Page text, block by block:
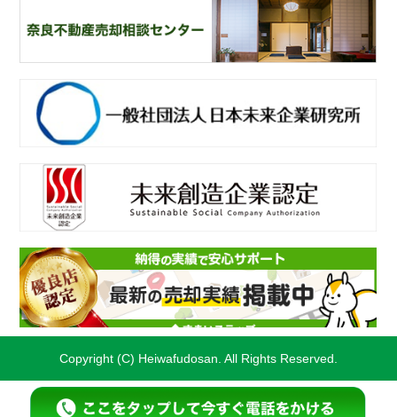
良不動産相続・遺産分割相談窓口
般社団法人日本未来企業研究所
来創造企業認定
動産売却・不動産査定ならすまいステップ
Copyright (C) Heiwafudosan. All Rights Reserved.